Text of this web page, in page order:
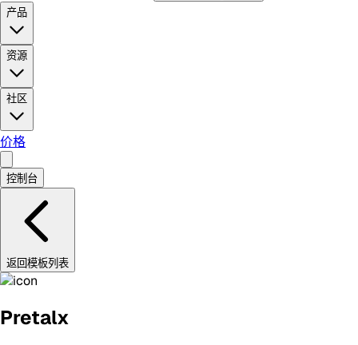
产品
资源
社区
价格
控制台
返回模板列表
Pretalx